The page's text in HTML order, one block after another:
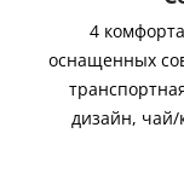
4
оснащенных
дизайн, чай/